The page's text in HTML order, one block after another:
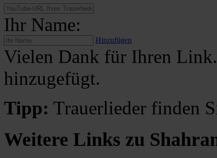
Ihr Name:
Hinzufügen
Vielen Dank für Ihren
hinzugefügt.
Tipp: Trauerlieder finden
Weitere Links zu